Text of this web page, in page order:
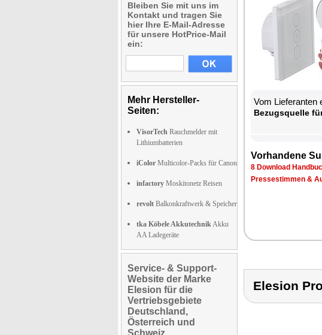
Bleiben Sie mit uns im
Kontakt und tragen Sie
hier Ihre E-Mail-Adresse
für unsere HotPrice-Mail
ein:
Mehr Hersteller-
Seiten:
VisorTech Rauchmelder mit
Lithiumbatterien
iColor Multicolor-Packs für Canon
infactory Moskitonetz Reisen
revolt Balkonkraftwerk & Speicher
tka Köbele AkkutechnikAkku
AA Ladegeräte
Service- & Support-
Website der Marke
Elesion für die
Vertriebsgebiete
Deutschland,
Österreich und
Schweiz
Vom Lie­fe­ran­ten
Be­zugs­quel­le
Vor­han­de­ne
8 Down­load
Pres­se­stim­men &
Elesion